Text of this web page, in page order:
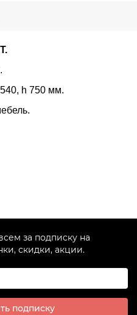
h 750 мм.
за подписку на
скидки, акции.
подписку